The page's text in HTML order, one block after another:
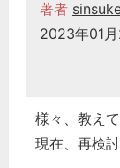
著者
2023年01
様々、教え
現在、再検